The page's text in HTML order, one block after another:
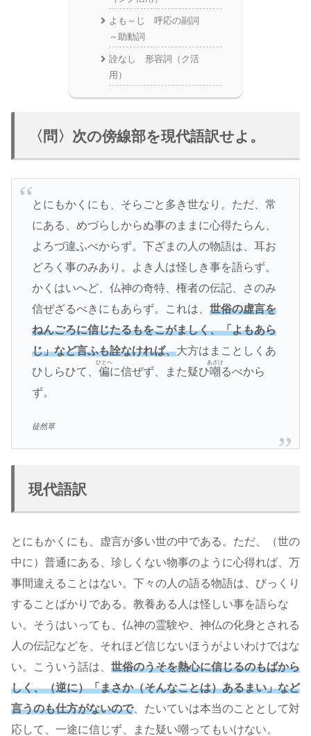
よも～じ 呼応の副詞
～助動詞
詮なし 形容詞（ク活
用）
〈問〉次の傍線部を現代語訳せよ。
とにもかくにも、そらごと多き世なり。ただ、常
にある、めづらしからぬ事のままに心得たらん、
よろづ違ふべからず。下ざまの人の物語は、耳お
どろく事のみあり。よき人は怪しき事を語らず。
かくはいへど、仏神の奇特、権者の伝記、さのみ
信ぜざるべきにもあらず。これは、 世俗の虚言を
ねんごろに信じたるもをこがましく、「よもあら
じ」など言ふも詮なければ、大方はまことしくあ
ひしらひて、 偏
ひとへ
に信ぜず、また疑ひ嘲
あざけ
るべから
ず。
徒然草
現代語訳
とにもかくにも、虚言が多い世の中である。ただ、（世の
中に）普通にある、珍しくない物事のように心得れば、万
事間違えることはない。下々の人の語る物語は、びっくり
することばかりである。教養ある人は怪しい事を語らな
い。そうはいっても、仏神の霊験や、神仏の化身とされる
人の伝記などを、それほど信じないほうがよいわけではな
い。こういう話は、 世俗のうそを熱心に信じるのもばから
しく、（逆に）「まさか（そんなことは）あるまい」など
言うのも仕方がないので、たいていは本当のこととして対
応して、一途に信じず、また疑い嘲ってもいけない。